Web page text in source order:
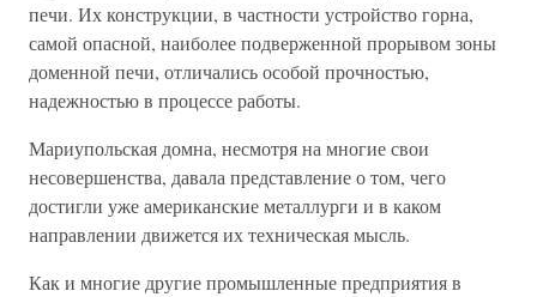
печи. Их конструкции, в частности устройство горна,
самой опасной, наиболее подверженной прорывом зоны
доменной печи, отличались особой прочностью,
надежностью в процессе работы.
Мариупольская домна, несмотря на многие свои
несовершенства, давала представление о том, чего
достигли уже американские металлурги и в каком
направлении движется их техническая мысль.
Как и многие другие промышленные предприятия в